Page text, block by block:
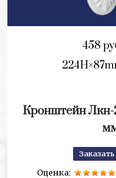
458
224H
Кронштейн Лкн-
Оценка: